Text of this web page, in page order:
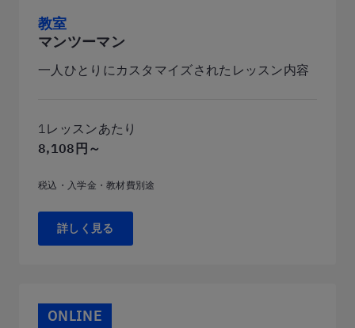
教室
マンツーマン
一人ひとりにカスタマイズされたレッスン内容
1レッスンあたり
8,108円～
税込・入学金・教材費別途
詳しく見る
ONLINE